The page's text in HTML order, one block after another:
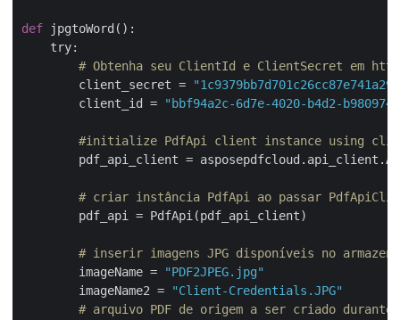
def jpgtoWord():
    try:
# Obtenha seu ClientId e ClientSecret em
        client_secret =
        client_id =
"bbf94a2c-6d7e-4020-b4d2-
#initialize PdfApi client instance using
pdf_api_client =
# criar instância PdfApi ao passar
        pdf_api = PdfApi(pdf_api_client)
# inserir imagens JPG disponíveis no
        imageName =
"PDF2JPEG.jpg"
        imageName2 =
"Client-Credentials.JPG"
# arquivo PDF de origem a ser criado durante